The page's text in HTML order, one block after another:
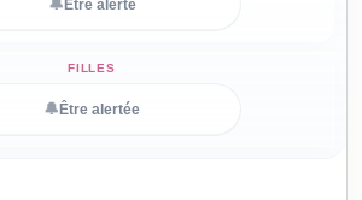
🔔 Être alerté
🔔 Être alertée